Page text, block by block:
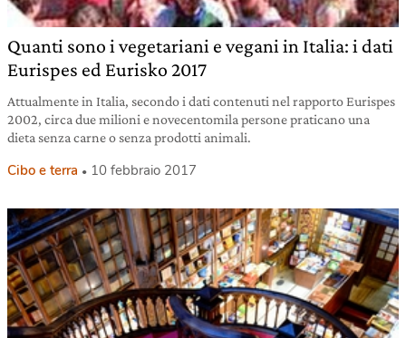
Quanti sono i vegetariani e vegani in Italia: i dati
Eurispes ed Eurisko 2017
Attualmente in Italia, secondo i dati contenuti nel rapporto Eurispes
2002, circa due milioni e novecentomila persone praticano una
dieta senza carne o senza prodotti animali.
Cibo e terra 10 febbraio 2017